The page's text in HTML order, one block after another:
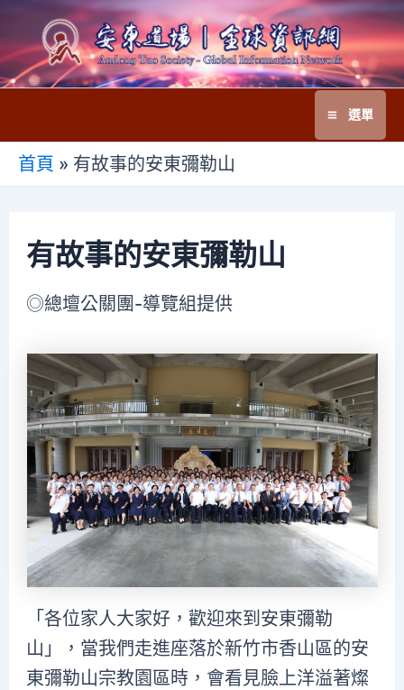
至
主
Main
選單
首頁 » 有故事的安東彌勒山
有故事的安東彌勒山
◎總壇公關團-導覽組提供
「各位家人大家好，歡迎來到安東彌勒
山」，當我們走進座落於新竹市香山區的安
東彌勒山宗教園區時，會看見臉上洋溢著燦